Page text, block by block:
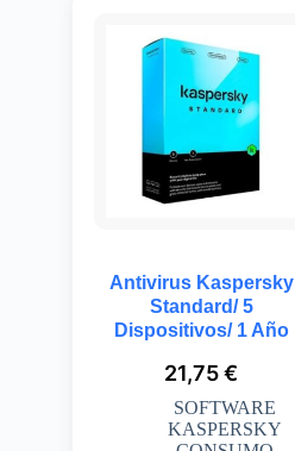
Antivirus Kaspersky
Standard/ 5
Dispositivos/ 1 Año
21,75€
SOFTWARE
KASPERSKY